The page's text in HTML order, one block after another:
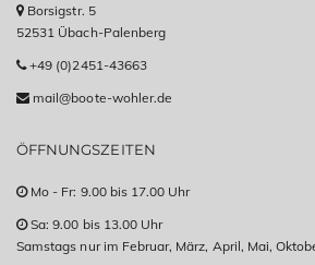
Borsigstr. 5
52531 Übach-Palenberg
+49 (0)2451-43663
mail@boote-wohler.de
ÖFFNUNGSZEITEN
Mo - Fr: 9.00 bis 17.00 Uhr
Sa: 9.00 bis 13.00 Uhr
Samstags nur im Februar, März, April, Mai,